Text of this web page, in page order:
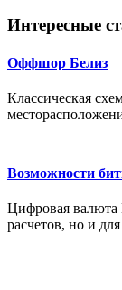
Интересные
Оффшор Белиз
Классическая
Возможности
Цифровая валюта
расчетов, но и